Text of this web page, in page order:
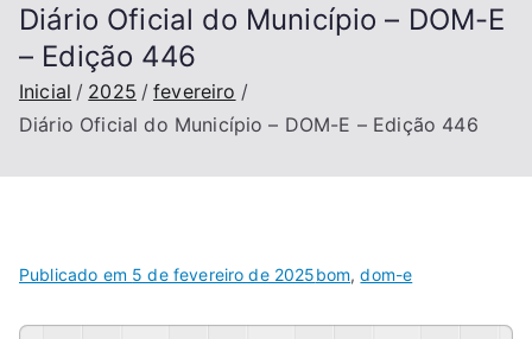
Diário Oficial do Município – DOM-E
– Edição 446
Inicial 2025
fevereiro
Diário Oficial do Município – DOM-E – Edição 446
Publicado em 5 de fevereiro de 2025bom,dom-e